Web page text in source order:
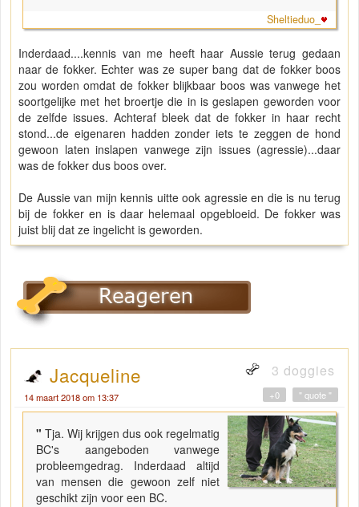
Sheltieduo_
Inderdaad....kennis van me heeft haar Aussie terug gedaan
naar de fokker. Echter was ze super bang dat de fokker boos
zou worden omdat de fokker blijkbaar boos was vanwege het
soortgelijke met het broertje die in is geslapen geworden voor
de zelfde issues. Achteraf bleek dat de fokker in haar recht
stond...de eigenaren hadden zonder iets te zeggen de hond
gewoon laten inslapen vanwege zijn issues (agressie)...daar
was de fokker dus boos over.
De Aussie van mijn kennis uitte ook agressie en die is nu terug
bij de fokker en is daar helemaal opgebloeid. De fokker was
juist blij dat ze ingelicht is geworden.
Jacqueline 3 doggies
14 maart 2018 om 13:37 " quote "
+0
"Tja. Wij krijgen dus ook regelmatig
BC's aangeboden vanwege
probleemgedrag. Inderdaad altijd
van mensen die gewoon zelf niet
geschikt zijn voor een BC.